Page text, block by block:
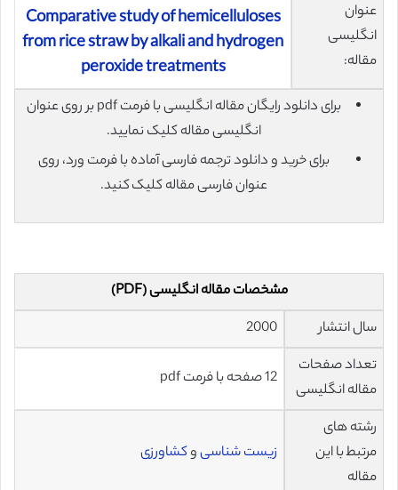
عنوان
انگلیسی
مقاله:
Comparative study of hemicelluloses
from rice straw by alkali and hydrogen
peroxide treatments
برای دانلود رایگان مقاله انگلیسی با فرمت pdf بر روی عنوان
انگلیسی مقاله کلیک نمایید.
برای خرید و دانلود ترجمه فارسی آماده با فرمت ورد، روی
عنوان فارسی مقاله کلیک کنید.
مشخصات مقاله انگلیسی (PDF)
سال انتشار
2000
تعداد صفحات
مقاله انگلیسی
12 صفحه با فرمت pdf
رشته های
مرتبط با این
مقاله
زیست شناسیوکشاورزی